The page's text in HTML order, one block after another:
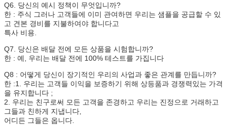
Q6. 당신의 예시 정책이 무엇입니까?
한 : 주식 그러나 고객들에 이미 관여하면 우리는 샘플을 공급할 수 있
고 견본 경비를 지불하여야 합니다고
특사 비용.
Q7. 당신은 배달 전에 모든 상품을 시험합니까?
한 : 예, 우리는 배달 전에 100% 테스트를 가집니다
Q8 : 어떻게 당신이 장기적인 우리의 사업과 좋은 관계를 만듭니까?
한 :1. 우리는 고객들 이익을 보증하기 위해 상등품과 경쟁력있는 가격
을 유지합니다 ;
2. 우리는 친구로써 모든 고객을 존경하고 우리는 진정으로 거래하고
그들과 친하게 지냅니다,
어디든 그들은 옵니다.